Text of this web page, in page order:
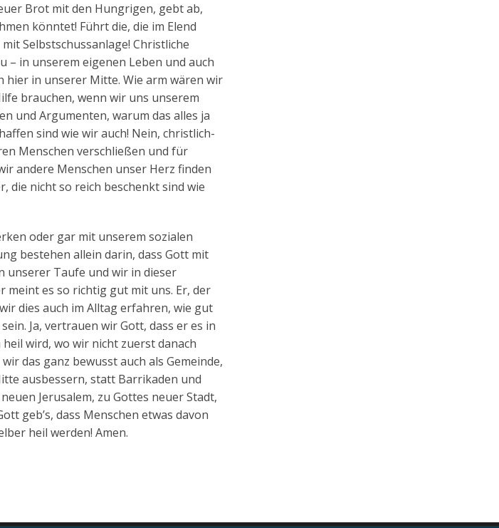
Brot mit den Hungrigen, gebt ab,
könntet! Führt die, die im Elend
Selbstschussanlage! Christliche
in unserem eigenen Leben und auch
hier in unserer Mitte. Wie arm wären wir
brauchen, wenn wir uns unserem
und Argumenten, warum das alles ja
sind wie wir auch! Nein, christlich-
Menschen verschließen und für
andere Menschen unser Herz finden
die nicht so reich beschenkt sind wie
oder gar mit unserem sozialen
bestehen allein darin, dass Gott mit
unserer Taufe und wir in dieser
meint es so richtig gut mit uns. Er, der
dies auch im Alltag erfahren, wie gut
Ja, vertrauen wir Gott, dass er es in
wird, wo wir nicht zuerst danach
das ganz bewusst auch als Gemeinde,
ausbessern, statt Barrikaden und
Jerusalem, zu Gottes neuer Stadt,
geb’s, dass Menschen etwas davon
heil werden! Amen.